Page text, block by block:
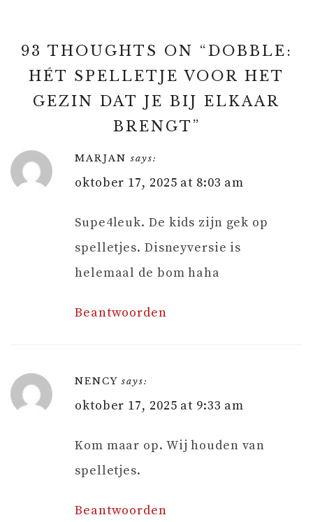
93 THOUGHTS ON “ DOBBLE:
HÉT SPELLETJE VOOR HET
GEZIN DAT JE BIJ ELKAAR
BRENGT ”
MARJAN says:
oktober 17, 2025 at 8:03 am
Supe4leuk. De kids zijn gek op
spelletjes. Disneyversie is
helemaal de bom haha
Beantwoorden
NENCY says:
oktober 17, 2025 at 9:33 am
Kom maar op. Wij houden van
spelletjes.
Beantwoorden